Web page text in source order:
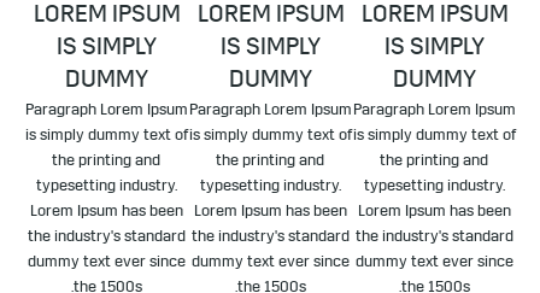
LOREM IPSUM
IS SIMPLY
DUMMY
Paragraph Lorem Ipsum
is simply dummy text of
the printing and
typesetting industry.
Lorem Ipsum has been
the industry's standard
dummy text ever since
the 1500s.
LOREM IPSUM
IS SIMPLY
DUMMY
Paragraph Lorem Ipsum
is simply dummy text of
the printing and
typesetting industry.
Lorem Ipsum has been
the industry's standard
dummy text ever since
the 1500s.
LOREM IPSUM
IS SIMPLY
DUMMY
Paragraph Lorem Ipsum
is simply dummy text of
the printing and
typesetting industry.
Lorem Ipsum has been
the industry's standard
dummy text ever since
the 1500s.